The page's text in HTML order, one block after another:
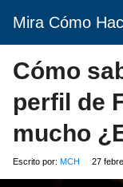
Mira Cómo
Cómo
perfil de
mucho
Escrito por: MCH 27